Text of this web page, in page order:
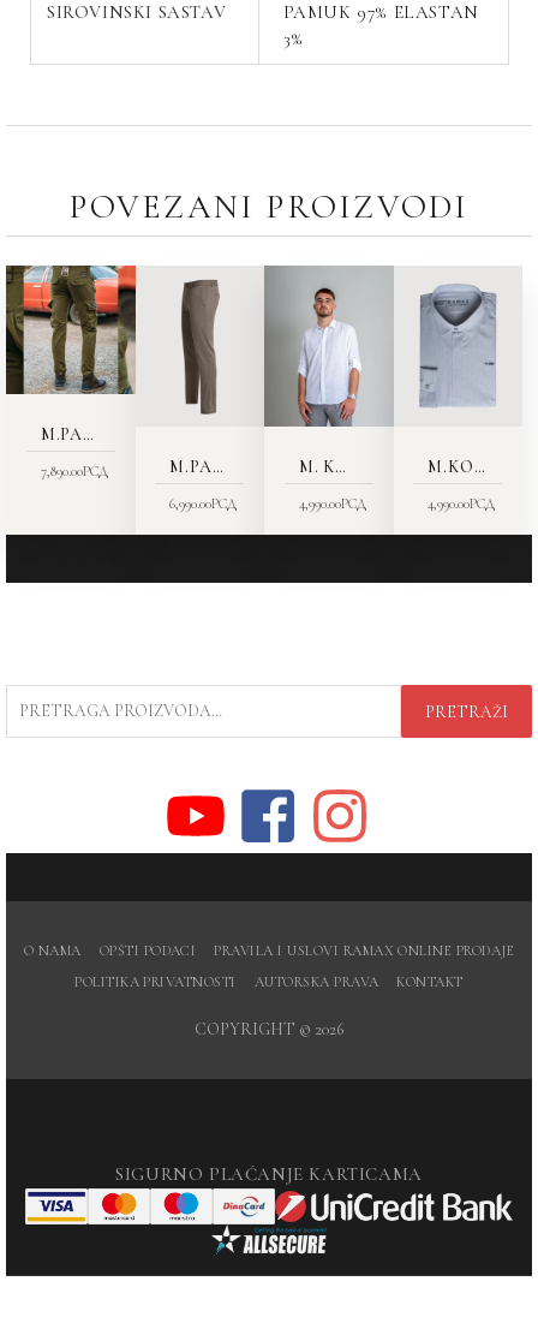
SIROVINSKI SASTAV
PAMUK 97% ELASTAN
3%
POVEZANI PROIZVODI
M.PANTALONE 1611-13
7,890.00РСД M.PANTALONE *1804-22
6,990.00РСД
M. KOŠULJA 7127-24 SLIM
4,990.00РСД
M.KOŠULJA7127-24
4,990.00РСД
ZA:
PRETRAŽI
O NAMA OPŠTI PODACI
PRAVILA I USLOVI RAMAX ONLINE PRODAJE
POLITIKA PRIVATNOSTI
AUTORSKA PRAVA KONTAKT
COPYRIGHT © 2026
SIGURNO PLAĆANJE KARTICAMA